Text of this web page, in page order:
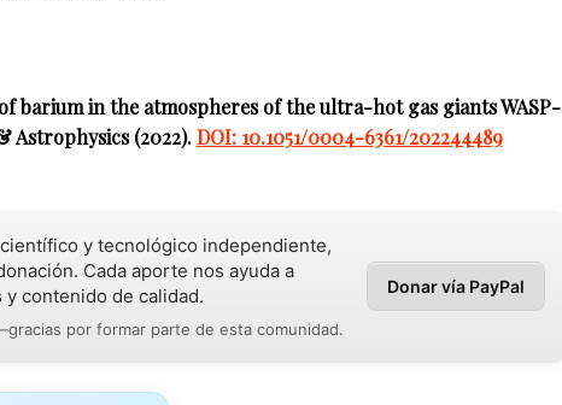
barium in the atmospheres of the ultra-hot gas giants WASP-
Astrophysics (2022).DOI: 10.1051/0004-6361/202244489
y tecnológico independiente,
Cada aporte nos ayuda a
contenido de calidad.
por formar parte de esta comunidad.
Donar vía PayPal